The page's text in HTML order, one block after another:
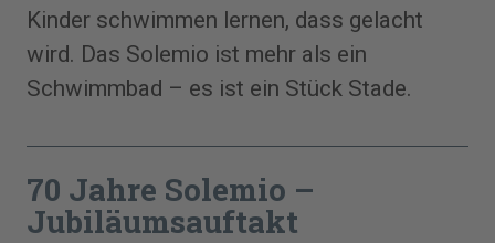
Kinder schwimmen lernen, dass gelacht
wird. Das Solemio ist mehr als ein
Schwimmbad – es ist ein Stück Stade.
70 Jahre Solemio –
Jubiläums­auftakt